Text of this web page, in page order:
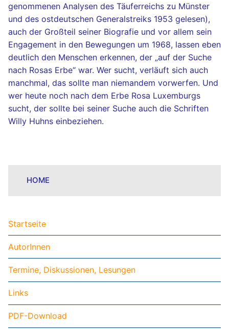
genommenen Analysen des Täuferreichs zu Münster
und des ostdeutschen Generalstreiks 1953 gelesen),
auch der Großteil seiner Biografie und vor allem sein
Engagement in den Bewegungen um 1968, lassen eben
deutlich den Menschen erkennen, der „auf der Suche
nach Rosas Erbe“ war. Wer sucht, verläuft sich auch
manchmal, das sollte man niemandem vorwerfen. Und
wer heute noch nach dem Erbe Rosa Luxemburgs
sucht, der sollte bei seiner Suche auch die Schriften
Willy Huhns einbeziehen.
HOME
Startseite
AutorInnen
Termine, Diskussionen, Lesungen
Links
PDF-Download